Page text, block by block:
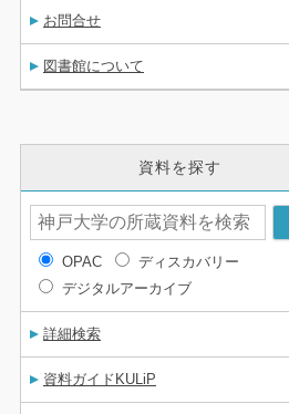
お問合せ
図書館について
資料を探す
OPAC
ディスカバリー
デジタルアーカイブ
詳細検索
資料ガイドKULiP